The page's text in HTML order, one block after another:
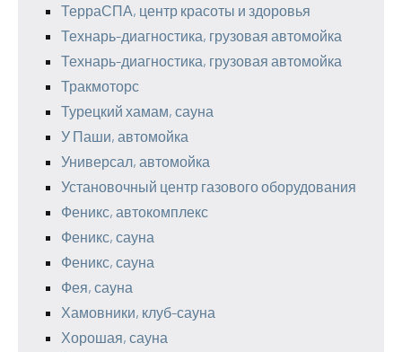
ТерраСПА, центр красоты и здоровья
Технарь-диагностика, грузовая автомойка
Технарь-диагностика, грузовая автомойка
Тракмоторс
Турецкий хамам, сауна
У Паши, автомойка
Универсал, автомойка
Установочный центр газового оборудования
Феникс, автокомплекс
Феникс, сауна
Феникс, сауна
Фея, сауна
Хамовники, клуб-сауна
Хорошая, сауна